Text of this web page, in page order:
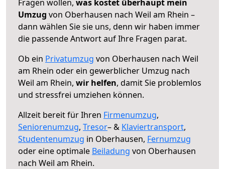
Fragen wollen, was kostet überhaupt mein
Umzug von Oberhausen nach Weil am Rhein –
dann wählen Sie sie uns, denn wir haben immer
die passende Antwort auf Ihre Fragen parat.
Ob ein Privatumzug von Oberhausen nach Weil
am Rhein oder ein gewerblicher Umzug nach
Weil am Rhein, wir helfen, damit Sie problemlos
und stressfrei umziehen können.
Allzeit bereit für Ihren Firmenumzug,
Seniorenumzug, Tresor– & Klaviertransport,
Studentenumzug in Oberhausen, Fernumzug
oder eine optimale Beiladung von Oberhausen
nach Weil am Rhein.